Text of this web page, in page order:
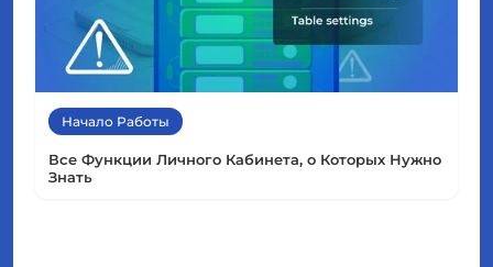
Начало Работы
Все Функции Личного Кабинета, о Которых Нужно
Знать